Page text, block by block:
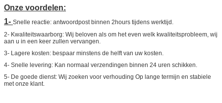
Onze voordelen:
1- Snelle reactie: antwoordpost binnen 2hours tijdens werktijd.
2- Kwaliteitswaarborg: Wij beloven als om het even welk kwaliteitsprobleem, wij
aan u in een keer zullen vervangen.
3- Lagere kosten: bespaar minstens de helft van uw kosten.
4- Snelle levering: Kan normaal verzendingen binnen 24 uren schikken.
5- De goede dienst: Wij zoeken voor verhouding Op lange termijn en stabiele
met onze klant.